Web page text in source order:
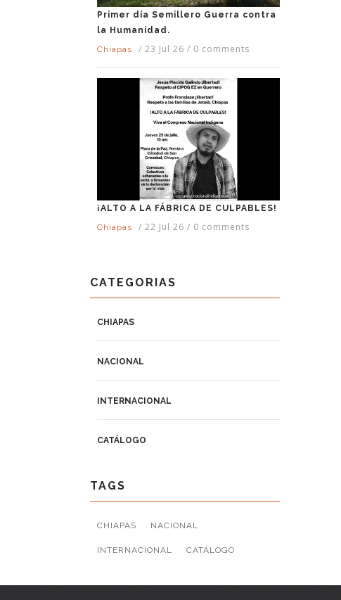
Primer día Semillero Guerra contra
la Humanidad.
Chiapas
/ 23 Jul 26 / 0 comments
¡ALTO A LA FÁBRICA DE CULPABLES!
Chiapas
/ 22 Jul 26 / 0 comments
CATEGORIAS
CHIAPAS
NACIONAL
INTERNACIONAL
CATÁLOGO
TAGS
CHIAPAS NACIONAL
INTERNACIONAL CATÁLOGO